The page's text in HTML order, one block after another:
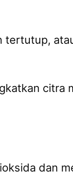
tertutup,
citra
dan